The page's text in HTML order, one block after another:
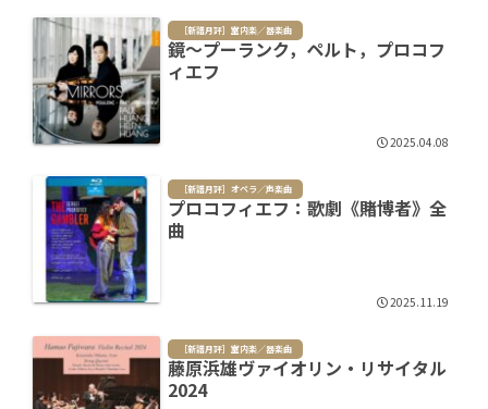
［新譜月評］室内楽／器楽曲
鏡～プーランク，ペルト，プロコフ
ィエフ
2025.04.08
［新譜月評］オペラ／声楽曲
プロコフィエフ：歌劇《賭博者》全
曲
2025.11.19
［新譜月評］室内楽／器楽曲
藤原浜雄ヴァイオリン・リサイタル
2024